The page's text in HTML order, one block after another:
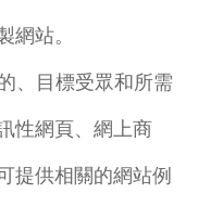
網站。
、目標受眾和所需
性網頁、網上商
提供相關的網站例